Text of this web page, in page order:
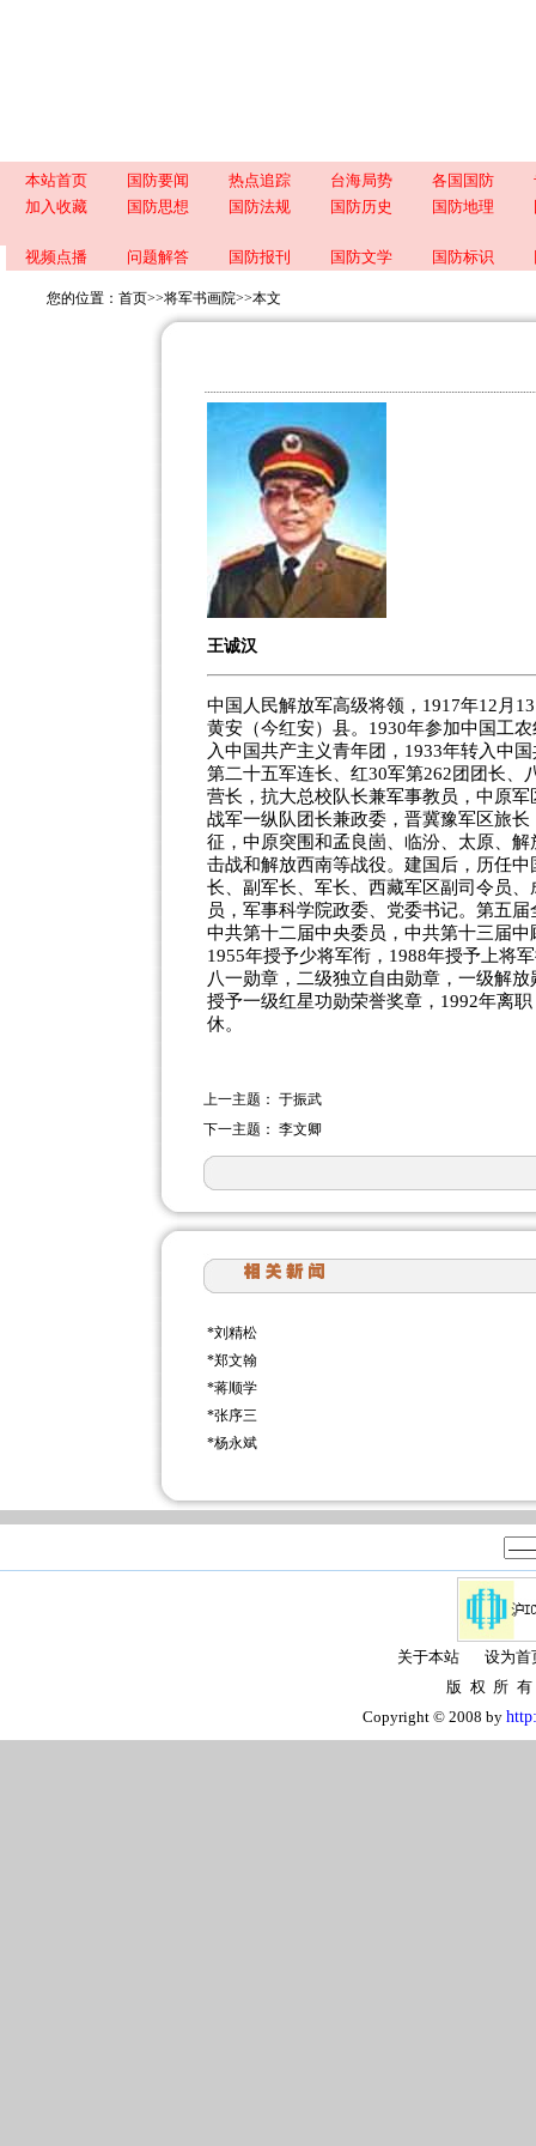
本站首页 国防要闻 热点追踪 台海局势 各国国防
加入收藏
国防思想 国防法规 国防历史 国防地理
视频点播 问题解答 国防报刊 国防文学 国防标识
您的位置： 首页>>将军书画院>>本文
王诚汉
中国人民解放军高级将领，1917年12月
黄安（今红安）县。1930年参加中国工
入中国共产主义青年团，1933年转入中
第二十五军连长、红30军第262团团长、
营长，抗大总校队长兼军事教员，中原军
战军一纵队团长兼政委，晋冀豫军区旅长
征，中原突围和孟良崮、临汾、太原、解
击战和解放西南等战役。建国后，历任中
长、副军长、军长、西藏军区副司令员、
员，军事科学院政委、党委书记。第五
中共第十二届中央委员，中共第十三届中
1955年授予少将军衔，1988年授予上将
八一勋章，二级独立自由勋章，一级解放
授予一级红星功勋荣誉奖章，1992年离
休。
上一主题： 于振武
下一主题： 李文卿
*刘精松
*郑文翰
*蒋顺学
*张序三
*杨永斌